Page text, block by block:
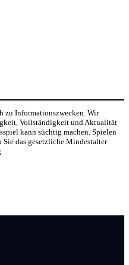
zu Informationszwecken. Wir
Vollständigkeit und Aktualität
kann süchtig machen. Spielen
Sie das gesetzliche Mindestalter